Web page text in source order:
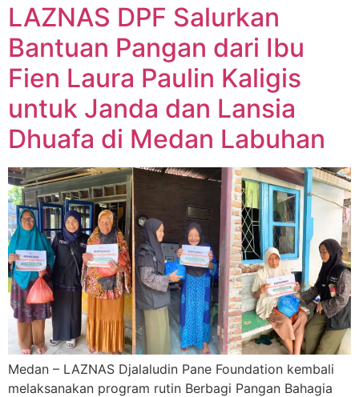
LAZNAS DPF Salurkan
Bantuan Pangan dari Ibu
Fien Laura Paulin Kaligis
untuk Janda dan Lansia
Dhuafa di Medan Labuhan
Medan – LAZNAS Djalaludin Pane Foundation kembali
melaksanakan program rutin Berbagi Pangan Bahagia